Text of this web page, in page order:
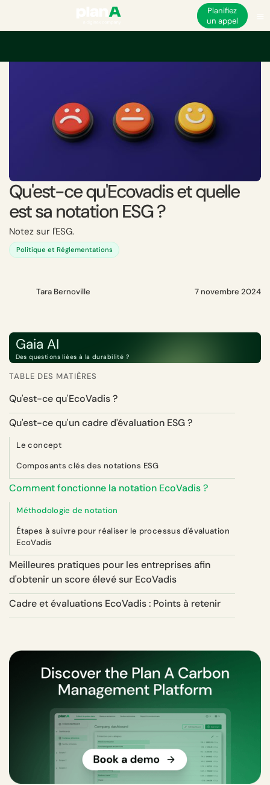
Planifiez
un appel
Qu'est-ce qu'Ecovadis et quelle
est sa notation ESG ?
Notez sur l'ESG.
Politique et Réglementations
Tara Bernoville 7 novembre 2024
Gaia AI
Des questions liées à la durabilité ?
TABLE DES MATIÈRES
Qu'est-ce qu'EcoVadis ?
Qu'est-ce qu'un cadre d'évaluation ESG ?
Le concept
Composants clés des notations ESG
Comment fonctionne la notation EcoVadis ?
Méthodologie de notation
Étapes à suivre pour réaliser le processus d'évaluation
EcoVadis
Meilleures pratiques pour les entreprises afin
d'obtenir un score élevé sur EcoVadis
Cadre et évaluations EcoVadis : Points à retenir